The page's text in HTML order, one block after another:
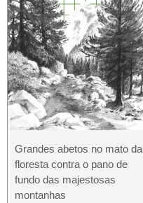
Grandes abetos no mato da
floresta contra o pano de
fundo das majestosas
montanhas